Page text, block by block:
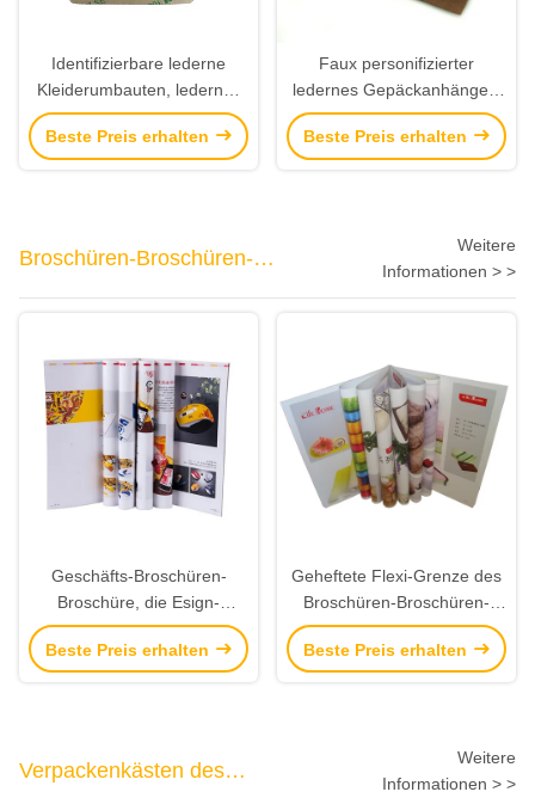
Identifizierbare lederne
Kleiderumbauten, ledernes
Jeans-Flecken-
selbstklebendes Band-
Beste Preis erhalten
Faux personifizierter
ledernes Gepäckanhänger-
Metalllogo-multi Zweck für
Hüte
Beste Preis erhalten
Broschüren-Broschüren-
Weitere
Informationen > >
Geschäfts-Broschüren-
Broschüre, die Esign-
Schablonen-Fachmann-
Flieger druckt
Beste Preis erhalten
Geheftete Flexi-Grenze des
Broschüren-Broschüren-
Druckfesten einbands, die
klares Bild bindet
Beste Preis erhalten
Verpackenkästen des
Weitere
Informationen > >